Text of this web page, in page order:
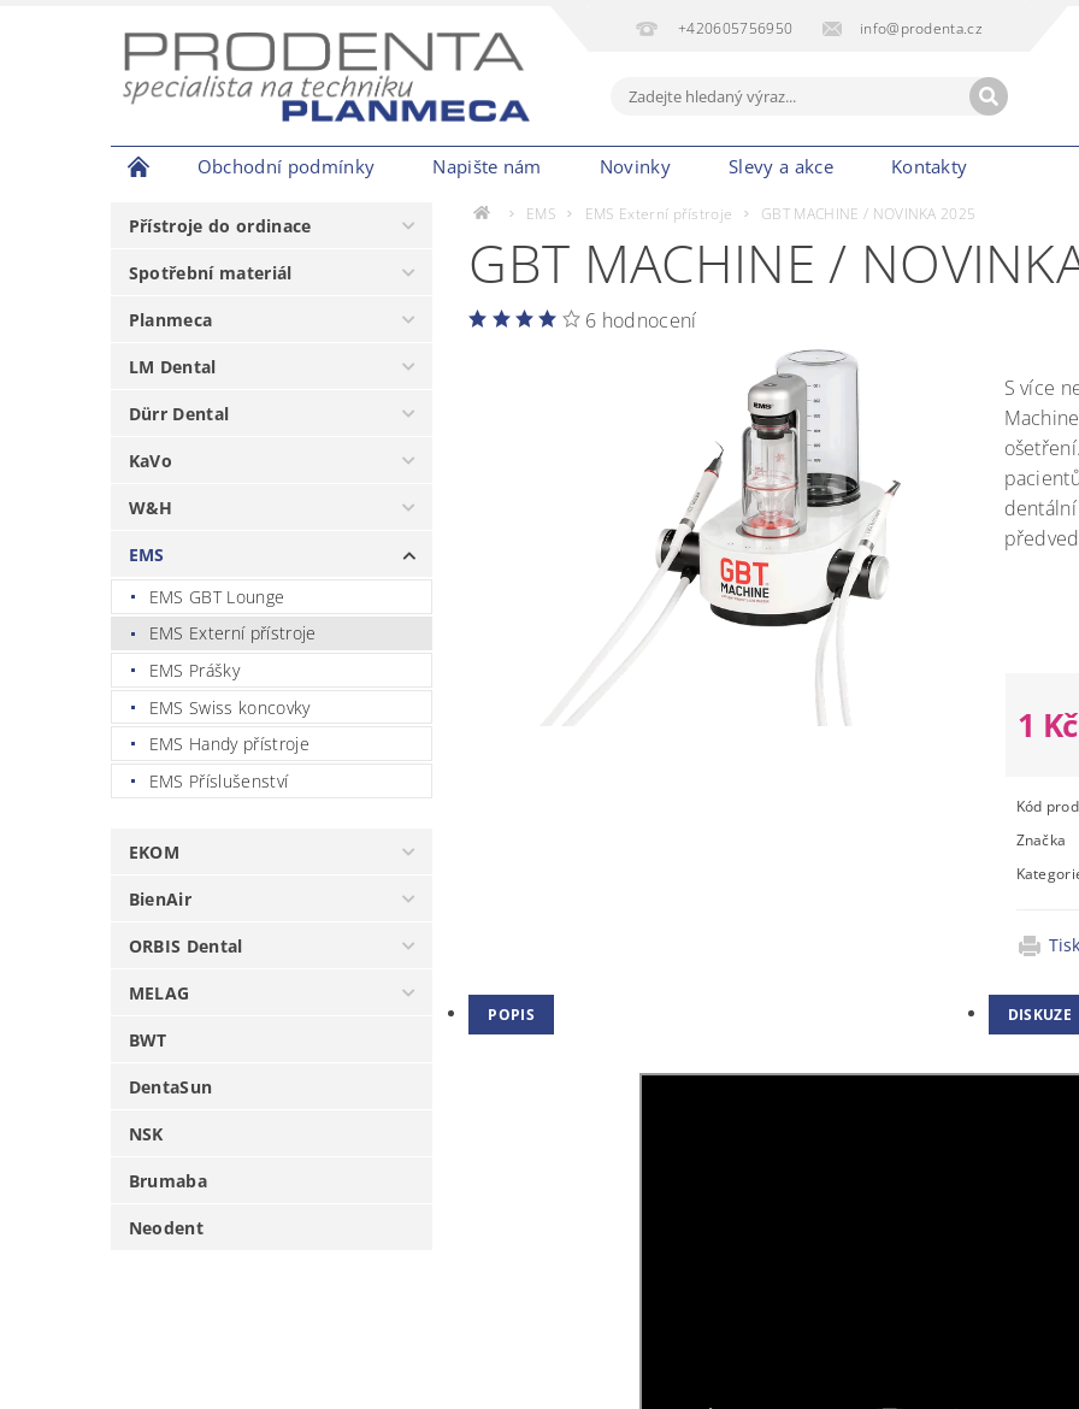
+420605756950 info@prodenta.cz
Obchodní podmínky Napište nám Novinky Slevy a akce Kontakty
Přístroje do ordinace
Spotřební materiál
Planmeca
LM Dental
Dürr Dental
KaVo
W&H
EMS
EMS GBT Lounge
EMS Externí přístroje
EMS Prášky
EMS Swiss koncovky
EMS Handy přístroje
EMS Příslušenství
EKOM
BienAir
ORBIS Dental
MELAG
BWT
DentaSun
NSK
Brumaba
Neodent
EMS EMS Externí přístroje GBT MACHINE / NOVINKA 2025
GBT MACHINE /
6 hodnocení
S více
Machine
1 Kč
Kód
Značka
Tisk
POPIS DISKUZE